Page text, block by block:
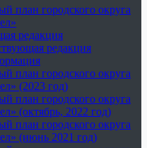
план городского округа
редакция
редакция
план городского округа
(2023 год)
план городского округа
(октябрь, 2022 год)
план городского округа
(июнь 2021 год)